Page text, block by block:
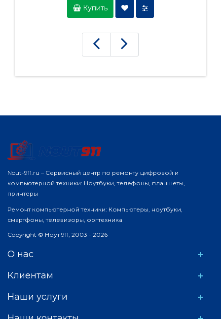
Купить
Nout-911.ru – Сервисный центр по ремонту цифровой и
компьютерной техники: Ноутбуки, телефоны, планшеты,
принтеры
Ремонт компьютерной техники: Компьютеры, ноутбуки,
смартфоны, телевизоры, оргтехника
Copyright © Ноут 911, 2003 - 2026
О нас
Клиентам
Наши услуги